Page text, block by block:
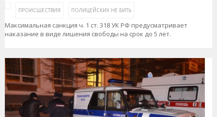
ПРОИСШЕСТВИЯ ПОЛИЦЕЙСКИХ НЕ БИТЬ
Максимальная санкция ч. 1 ст. 318 УК РФ предусматривает
наказание в виде лишения свободы на срок до 5 лет.